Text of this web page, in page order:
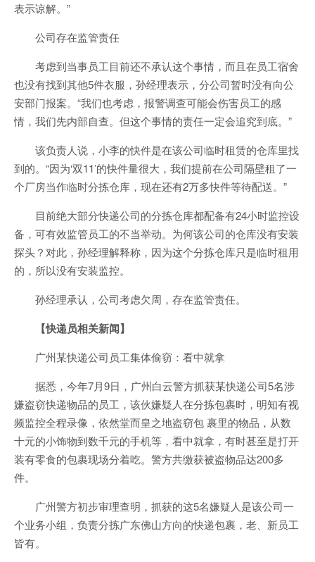
表示谅解。”
公司存在监管责任
考虑到当事员工目前还不承认这个事情，而且在员工宿舍
也没有找到其他5件衣服，孙经理表示，分公司暂时没有向公
安部门报案。“我们也考虑，报警调查可能会伤害员工的感
情，我们先内部自查。但这个事情的责任一定会追究到底。”
该负责人说，小李的快件是在该公司临时租赁的仓库里找
到的。“因为‘双11’的快件量很大，我们提前在公司隔壁租了一
个厂房当作临时分拣仓库，现在还有2万多快件等待配送。”
目前绝大部分快递公司的分拣仓库都配备有24小时监控设
备，可有效监管员工的不当举动。为何该公司的仓库没有安装
探头？对此，孙经理解释称，因为这个分拣仓库只是临时租用
的，所以没有安装监控。
孙经理承认，公司考虑欠周，存在监管责任。
【快递员相关新闻】
广州某快递公司员工集体偷窃：看中就拿
据悉，今年7月9日，广州白云警方抓获某快递公司5名涉
嫌盗窃快递物品的员工，该伙嫌疑人在分拣包裹时，明知有视
频监控全程录像，依然堂而皇之地盗窃包 裹里的物品，从数
十元的小饰物到数千元的手机等，看中就拿，有时甚至是打开
装有零食的包裹现场分着吃。警方共缴获被盗物品达200多
件。
广州警方初步审理查明，抓获的这5名嫌疑人是该公司一
个业务小组，负责分拣广东佛山方向的快递包裹，老、新员工
皆有。